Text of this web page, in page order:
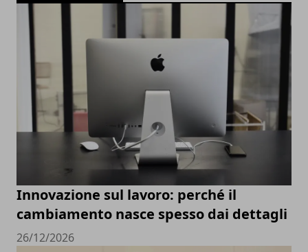
Innovazione sul lavoro: perché il
cambiamento nasce spesso dai dettagli
26/12/2026